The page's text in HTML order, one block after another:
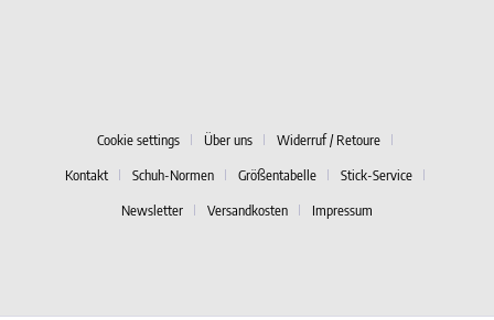
Cookie settings Über uns
Widerruf / Retoure
Kontakt
Schuh-Normen Größentabelle
Stick-Service
Newsletter
Versandkosten Impressum